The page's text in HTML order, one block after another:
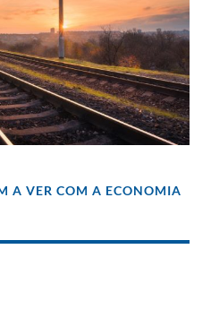
A VER COM A ECONOMIA